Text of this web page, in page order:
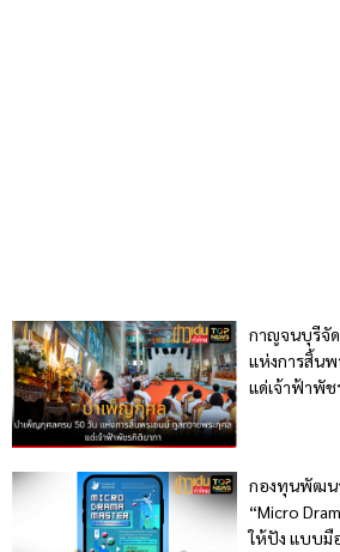
กาญจนบุรีจั
แห่งการสิ้น
แด่เจ้าฟ้าพัช
กองทุนพัฒน
“Micro
ให้ปัง แบบมื